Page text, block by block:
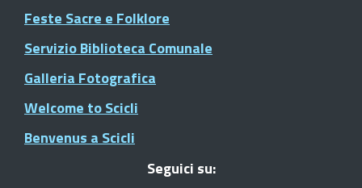
Feste Sacre e Folklore
Servizio Biblioteca Comunale
Galleria Fotografica
Welcome to Scicli
Benvenus a Scicli
Seguici su: